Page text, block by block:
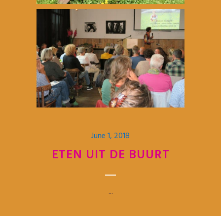
June 1, 2018
ETEN UIT DE BUURT
...